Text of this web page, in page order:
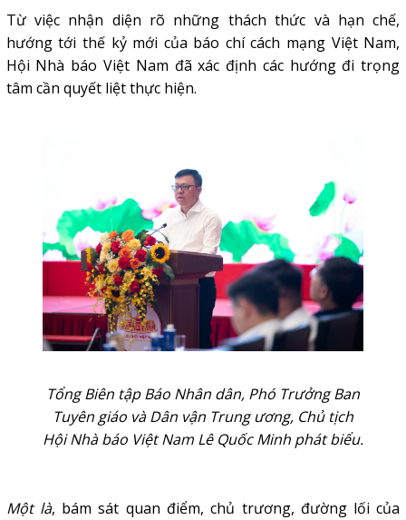
Từ việc nhận diện rõ những thách thức và hạn chế,
hướng tới thế kỷ mới của báo chí cách mạng Việt Nam,
Hội Nhà báo Việt Nam đã xác định các hướng đi trọng
tâm cần quyết liệt thực hiện.
Tổng Biên tập Báo Nhân dân, Phó Trưởng Ban
Tuyên giáo và Dân vận Trung ương, Chủ tịch
Hội Nhà báo Việt Nam Lê Quốc Minh phát biểu.
Một là, bám sát quan điểm, chủ trương, đường lối của